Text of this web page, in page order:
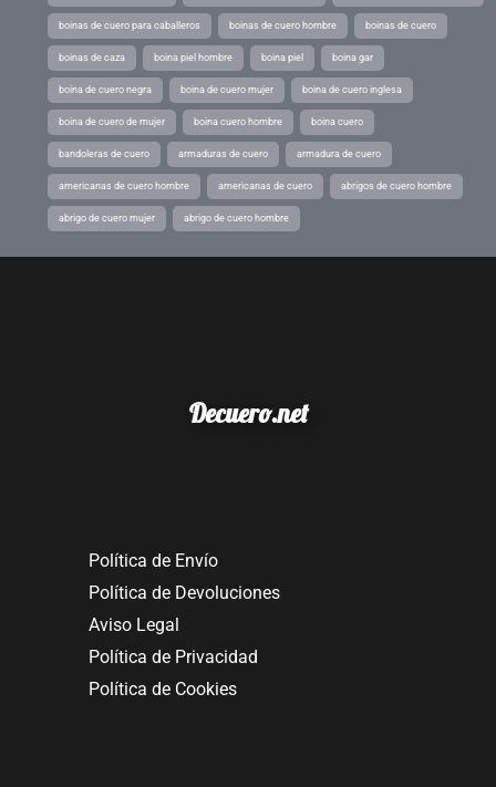
boinas de cuero para caballeros boinas de cuero hombre boinas de cuero
boinas de caza boina piel hombre boina piel boina gar
boina de cuero negra boina de cuero mujer boina de cuero inglesa
boina de cuero de mujer boina cuero hombre boina cuero
bandoleras de cuero armaduras de cuero armadura de cuero
americanas de cuero hombre americanas de cuero abrigos de cuero hombre
abrigo de cuero mujer abrigo de cuero hombre
Decuero.net
Política de Envío
Política de Devoluciones
Aviso Legal
Política de Privacidad
Política de Cookies